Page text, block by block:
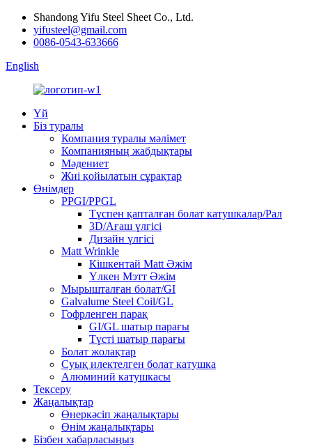
Shandong Yifu Steel Sheet Co., Ltd.
yifusteel@gmail.com
0086-0543-633666
English
Үй
Біз туралы
Компания туралы мәлімет
Компанияның жабдықтары
Мәдениет
Жиі қойылатын сұрақтар
Өнімдер
PPGI/PPGL
Түспен қапталған болат катушкалар/Рал
3D/Ағаш үлгісі
Дизайн үлгісі
Matt Wrinkle
Кішкентай Matt Әжім
Үлкен Мэтт Әжім
Мырышталған болат/GI
Galvalume Steel Coil/GL
Гофрленген парақ
GI/GL шатыр парағы
Түсті шатыр парағы
Болат жолақтар
Суық илектелген болат катушка
Алюминий катушкасы
Тексеру
Жаңалықтар
Өнеркәсіп жаңалықтары
Өнім жаңалықтары
Бізбен хабарласыңыз